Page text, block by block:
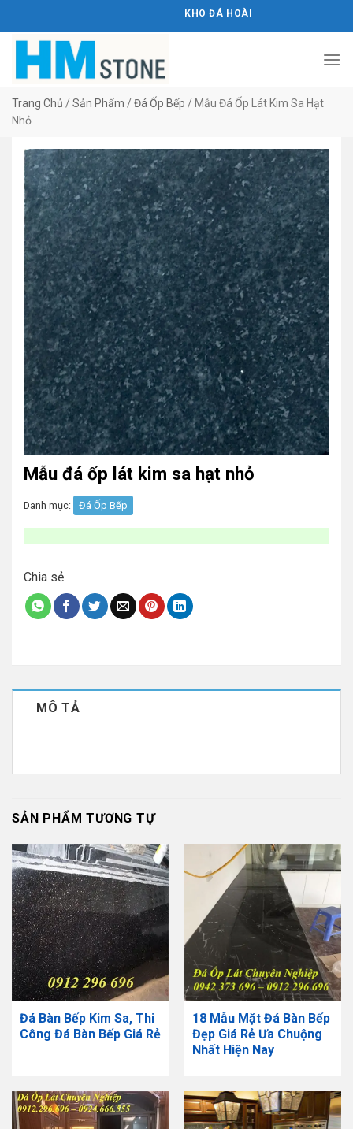
qua
KHO ĐÁ HOÀNG MINH STONE
Trang Chủ / Sản Phẩm / Đá Ốp Bếp / Mẫu Đá Ốp Lát Kim Sa Hạt
Nhỏ
Mẫu đá ốp lát kim sa hạt nhỏ
Danh mục: Đá Ốp Bếp
Chia sẻ
MÔ TẢ
SẢN PHẨM TƯƠNG TỰ
Đá Bàn Bếp Kim Sa, Thi
Công Đá Bàn Bếp Giá Rẻ
18 Mẫu Mặt Đá Bàn Bếp
Đẹp Giá Rẻ Ưa Chuộng
Nhất Hiện Nay